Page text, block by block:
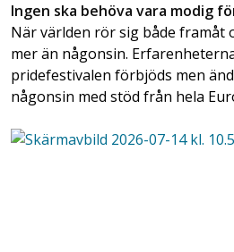
Ingen ska behöva vara modig
När världen rör sig både framåt
mer än någonsin.
pridefestivalen förbjöds men
någonsin med stöd från hela